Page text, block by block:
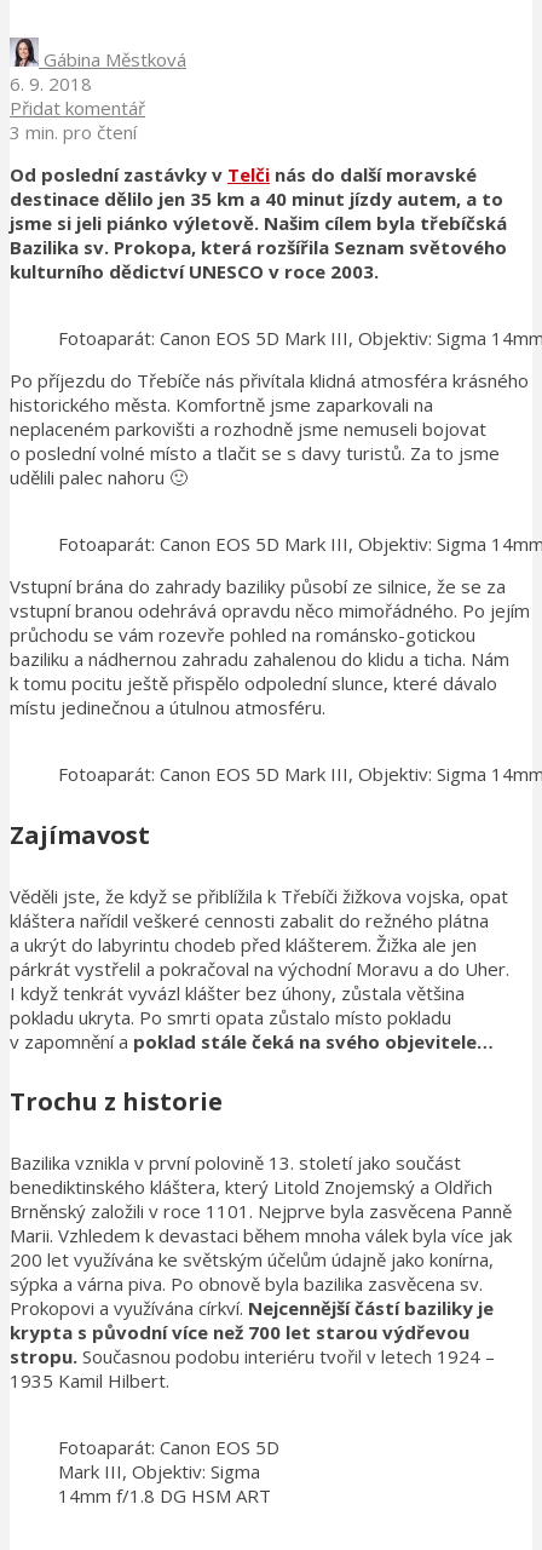
Gábina Městková
6. 9. 2018
Přidat komentář
3 min. pro čtení
Od poslední zastávky v Telči nás do další moravské
destinace dělilo jen 35 km a 40 minut jízdy autem, a to
jsme si jeli piánko výletově. Našim cílem byla třebíčská
Bazilika sv. Prokopa, která rozšířila Seznam světového
kulturního dědictví UNESCO v roce 2003.
Fotoaparát: Canon EOS 5D Mark III, Objektiv: Sigma
Po příjezdu do Třebíče nás přivítala klidná atmosféra krásného
historického města. Komfortně jsme zaparkovali na
neplaceném parkovišti a rozhodně jsme nemuseli bojovat
o poslední volné místo a tlačit se s davy turistů. Za to jsme
udělili palec nahoru 🙂
Fotoaparát: Canon EOS 5D Mark III, Objektiv: Sigma
Vstupní brána do zahrady baziliky působí ze silnice, že se za
vstupní branou odehrává opravdu něco mimořádného. Po jejím
průchodu se vám rozevře pohled na románsko-gotickou
baziliku a nádhernou zahradu zahalenou do klidu a ticha. Nám
k tomu pocitu ještě přispělo odpolední slunce, které dávalo
místu jedinečnou a útulnou atmosféru.
Fotoaparát: Canon EOS 5D Mark III, Objektiv: Sigma
Zajímavost
Věděli jste, že když se přiblížila k Třebíči žižkova vojska, opat
kláštera nařídil veškeré cennosti zabalit do režného plátna
a ukrýt do labyrintu chodeb před klášterem. Žižka ale jen
párkrát vystřelil a pokračoval na východní Moravu a do Uher.
I když tenkrát vyvázl klášter bez úhony, zůstala většina
pokladu ukryta. Po smrti opata zůstalo místo pokladu
v zapomnění a poklad stále čeká na svého objevitele…
Trochu z historie
Bazilika vznikla v první polovině 13. století jako součást
benediktinského kláštera, který Litold Znojemský a Oldřich
Brněnský založili v roce 1101. Nejprve byla zasvěcena Panně
Marii. Vzhledem k devastaci během mnoha válek byla více jak
200 let využívána ke světským účelům údajně jako konírna,
sýpka a várna piva. Po obnově byla bazilika zasvěcena sv.
Prokopovi a využívána církví. Nejcennější částí baziliky je
krypta s původní více než 700 let starou výdřevou
stropu. Současnou podobu interiéru tvořil v letech 1924 –
1935 Kamil Hilbert.
Fotoaparát: Canon EOS 5D
Mark III, Objektiv: Sigma
14mm f/1.8 DG HSM ART